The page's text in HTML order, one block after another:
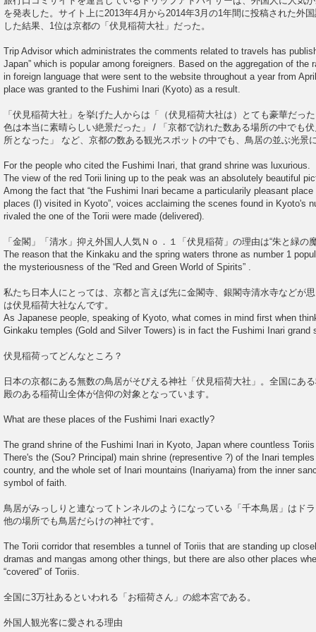
を発表した。サイト上に2013年4月から2014年3月の1年間に投稿された外
した結果、1位は京都の「伏見稲荷大社」だった。
Trip Advisor which administrates the comments related to travels has
Japan” which is popular among foreigners. Based on the aggregation of the
in foreign language that were sent to the website throughout a year from
place was granted to the Fushimi Inari (Kyoto) as a result.
「伏見稲荷大社」を挙げた人からは「（伏見稲荷大社は）とても豪華だっ
色は本当に素晴らしい絶景だった」 / 「京都で訪れた数ある場所の中でも
所となった」 など、京都の数ある観光スポットの中でも、鳥居の並ぶ光景
For the people who cited the Fushimi Inari, that grand shrine was luxurious.
The view of the red Torii lining up to the peak was an absolutely beautiful
Among the fact that “the Fushimi Inari became a particularily pleasant
places (I) visited in Kyoto”, voices acclaiming the scenes found in Kyoto's
rivaled the one of the Torii were made (delivered).
「金閣」「清水」抑え外国人人気Ｎｏ．１「伏見稲荷」の理由は“朱と緑の
The reason that the Kinkaku and the spring waters throne as number 1
the mysteriousness of the “Red and Green World of Spirits” .
私たち日本人にとっては、京都と言えば先に金閣寺、銀閣寺清水寺などが
は伏見稲荷大社なんです。
As Japanese people, speaking of Kyoto, what comes in mind first when
Ginkaku temples (Gold and Silver Towers) is in fact the Fushimi Inari
伏見稲荷ってどんなところ？
日本の京都にある無数の鳥居がそびえる神社「伏見稲荷大社」。全国にあ
殿のある稲荷山全体が信仰の対象となっています。
What are these places of the Fushimi Inari exactly?
The grand shrine of the Fushimi Inari in Kyoto, Japan where countless
There's the (Sou? Principal) main shrine (representive ?) of the Inari
country, and the whole set of Inari mountains (Inariyama) from the inner
symbol of faith.
鳥居がみっしりと連なってトンネルのようになっている「千本鳥居」はド
他の場所でも鳥居だらけの神社です。
The Torii corridor that resembles a tunnel of Toriis that are standing up
dramas and mangas among other things, but there are also other places
“covered” of Toriis.
全国に3万社あるといわれる「お稲荷さん」の総本宮である。
外国人観光客に愛される理由